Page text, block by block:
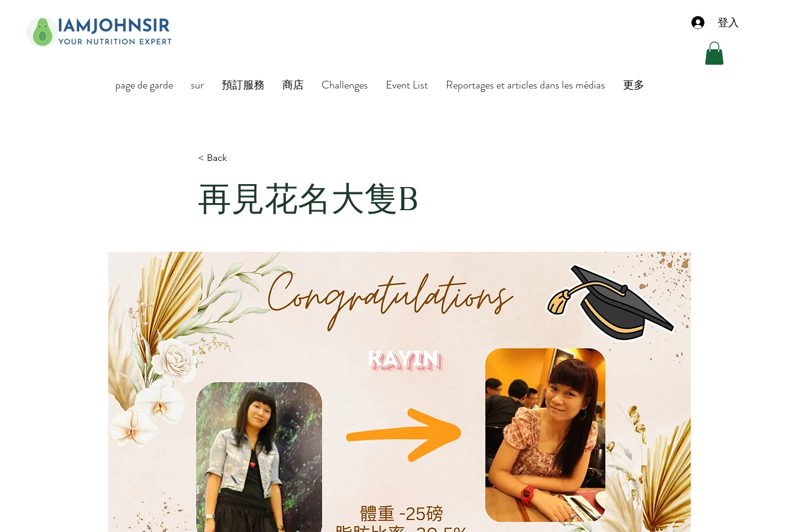
登入
page de garde sur 預訂服務 商店 Challenges Event List Reportages et articles dans les médias 更多
< Back
再見花名大隻B